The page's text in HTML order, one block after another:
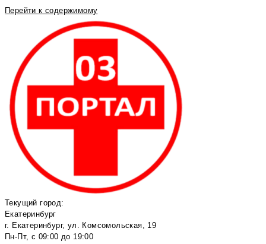
Перейти к содержимому
Текущий город:
Екатеринбург
г. Екатеринбург, ул. Комсомольская, 19
Пн-Пт, с 09:00 до 19:00